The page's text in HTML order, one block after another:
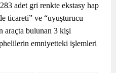
adet gri renkte ekstasy hap
ticareti” ve “uyuşturucu
araçta bulunan 3 kişi
emniyetteki işlemleri